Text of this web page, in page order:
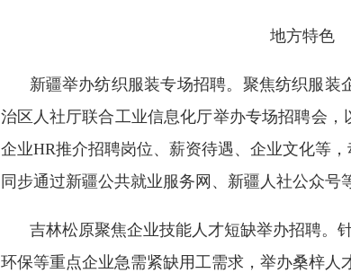
地方特色
新疆举办纺织服装专场招聘。聚焦纺织服装
治区人社厅联合工业信息化厅举办专场招聘会，
企业HR推介招聘岗位、薪资待遇、企业文化等，
同步通过新疆公共就业服务网、新疆人社公众号
吉林松原聚焦企业技能人才短缺举办招聘。
环保等重点企业急需紧缺用工需求，举办桑梓人